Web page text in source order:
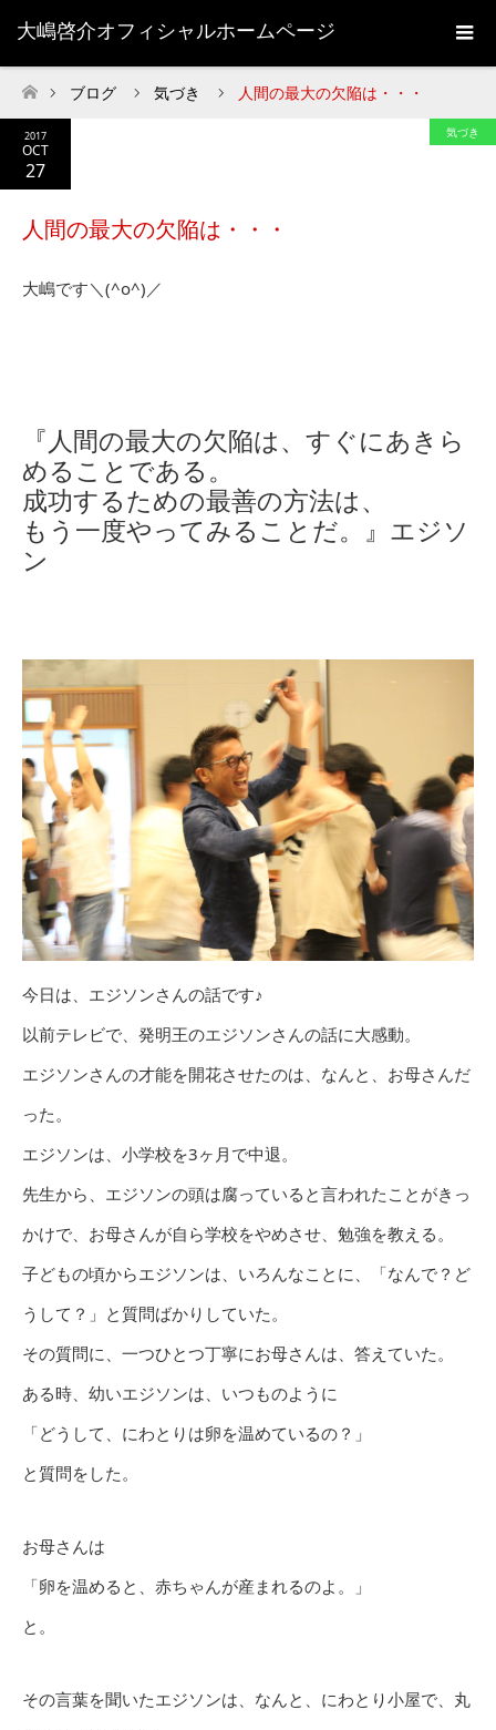
大嶋啓介オフィシャルホームページ
ホーム
ブログ 気づき 人間の最大の欠陥は・・・
2017
OCT
27
気づき
人間の最大の欠陥は・・・
大嶋です＼(^o^)／
『人間の最大の欠陥は、すぐにあきら
めることである。
成功するための最善の方法は、
もう一度やってみることだ。』エジソ
ン
今日は、エジソンさんの話です♪
以前テレビで、発明王のエジソンさんの話に大感動。
エジソンさんの才能を開花させたのは、なんと、お母さんだ
った。
エジソンは、小学校を3ヶ月で中退。
先生から、エジソンの頭は腐っていると言われたことがきっ
かけで、お母さんが自ら学校をやめさせ、勉強を教える。
子どもの頃からエジソンは、いろんなことに、「なんで？ど
うして？」と質問ばかりしていた。
その質問に、一つひとつ丁寧にお母さんは、答えていた。
ある時、幼いエジソンは、いつものように
「どうして、にわとりは卵を温めているの？」
と質問をした。
お母さんは
「卵を温めると、赤ちゃんが産まれるのよ。」
と。
その言葉を聞いたエジソンは、なんと、にわとり小屋で、丸